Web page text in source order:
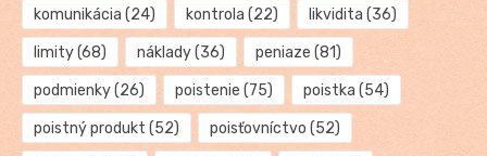
komunikácia (24) kontrola (22) likvidita (36)
limity(68) náklady(36) peniaze (81)
podmienky(26) poistenie (75) poistka (54)
poistný produkt (52) poisťovníctvo (52)